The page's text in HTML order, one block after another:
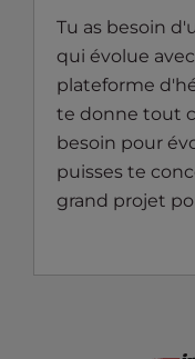
Tu as besoin
qui évolue
plateforme
te donne tout
besoin pour
puisses te
grand projet